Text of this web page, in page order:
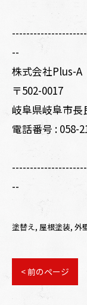
--
株式会社Plus-A
〒502-0017
岐阜県岐阜市長
電話番号 : 058-
--
塗替え 屋根塗装 外
< 前のページ